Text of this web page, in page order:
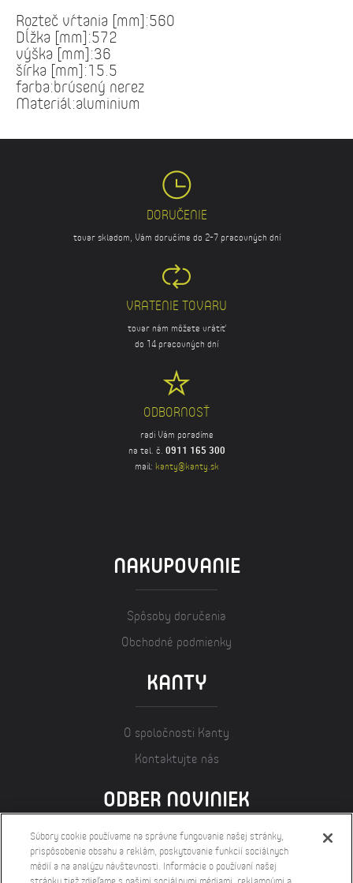
Rozteč vŕtania [mm]:560
Dĺžka [mm]:572
výška [mm]:36
šírka [mm]:15.5
farba:brúsený nerez
Materiál:aluminium
DORUČENIE
tovar skladom, Vám doručíme do 2-7 pracovných dní
VRATENIE TOVARU
tovar nám môžete vrátiť
do 14 pracovných dní
ODBORNOSŤ
radi Vám poradíme
na tel. č. 0911 165 300
mail: kanty@kanty.sk
NAKUPOVANIE
Spôsoby doručenia
Obchodné podmienky
KANTY
O spoločnosti Kanty
Kontaktujte nás
ODBER NOVINIEK
Súbory cookie používame na správne fungovanie našej stránky,
prispôsobenie obsahu a reklám, poskytovanie funkcií sociálnych
médií a na analýzu návštevnosti. Informácie o používaní našej